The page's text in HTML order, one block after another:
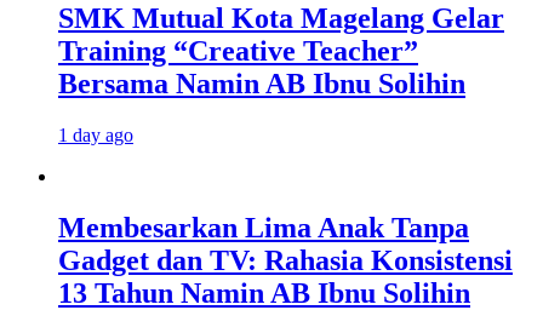
SMK Mutual Kota Magelang Gelar
Training “Creative Teacher”
Bersama Namin AB Ibnu Solihin
1 day ago
Membesarkan Lima Anak Tanpa
Gadget dan TV: Rahasia Konsistensi
13 Tahun Namin AB Ibnu Solihin